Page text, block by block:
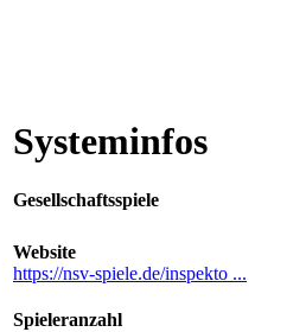
Systeminfos
Gesellschaftsspiele
Website
https://nsv-spiele.de/inspekto ...
Spieleranzahl